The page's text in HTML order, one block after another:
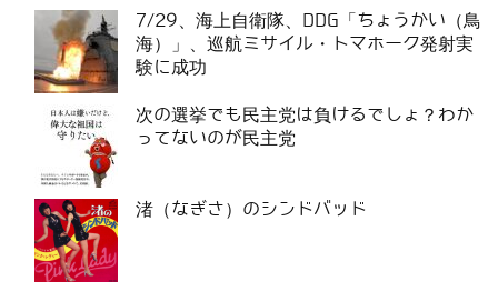
7/29、海上自衛隊、DDG「ちょうかい（鳥
海）」、巡航ミサイル・トマホーク発射実
験に成功
次の選挙でも民主党は負けるでしょ？わか
ってないのが民主党
渚（なぎさ）のシンドバッド